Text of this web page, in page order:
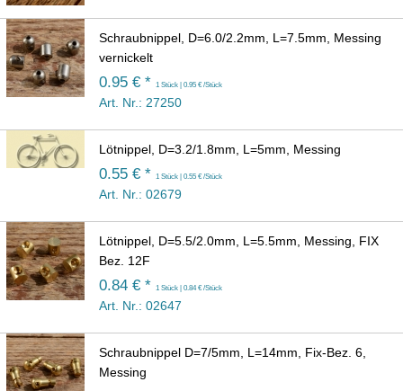
Schraubnippel, D=6.0/2.2mm, L=7.5mm, Messing
vernickelt
0.95 € * 1 Stück | 0.95 € /Stück
Art. Nr.: 27250
Lötnippel, D=3.2/1.8mm, L=5mm, Messing
0.55 € * 1 Stück | 0.55 € /Stück
Art. Nr.: 02679
Lötnippel, D=5.5/2.0mm, L=5.5mm, Messing, FIX
Bez. 12F
0.84 € * 1 Stück | 0.84 € /Stück
Art. Nr.: 02647
Schraubnippel D=7/5mm, L=14mm, Fix-Bez. 6,
Messing